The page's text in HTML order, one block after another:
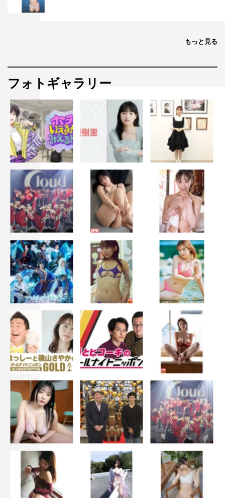
もっと見る
フォトギャラリー